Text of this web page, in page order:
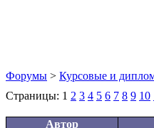
Форумы > Курсовые и
Страницы: 1 2 3 4 5 6 7 8 9 10
Автор